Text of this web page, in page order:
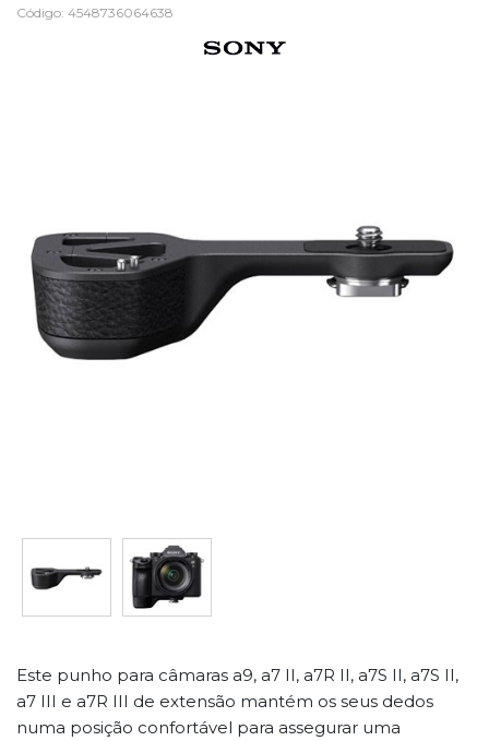
Código: 4548736064638
Este punho para câmaras a9, a7 II, a7R II, a7S II, a7S II,
a7 III e a7R III de extensão mantém os seus dedos
numa posição confortável para assegurar uma